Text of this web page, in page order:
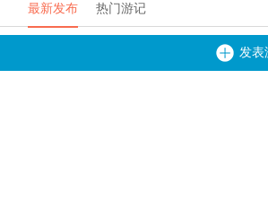
最新发布 热门游记
发表